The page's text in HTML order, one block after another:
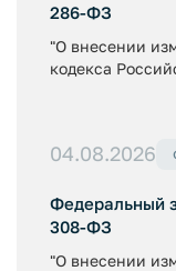
286-ФЗ
"О внесении
кодекса
04.08.2026
Федеральный
308-ФЗ
"О внесении